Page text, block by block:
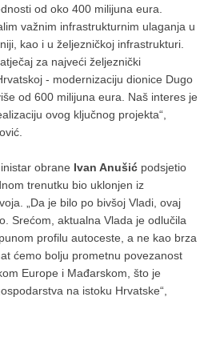
od oko 400 milijuna eura.
važnim infrastrukturnim ulaganja u
kao i u željezničkoj infrastrukturi.
za najveći željeznički
- modernizaciju dionice Dugo
od 600 milijuna eura. Naš interes je
ovog ključnog projekta“,
obrane Ivan Anušić podsjetio
trenutku bio uklonjen iz
„Da je bilo po bivšoj Vladi, ovaj
Srećom, aktualna Vlada je odlučila
profilu autoceste, a ne kao brza
ćemo bolju prometnu povezanost
Europe i Mađarskom, što je
na istoku Hrvatske“,